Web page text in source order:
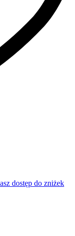
dostęp do zniżek